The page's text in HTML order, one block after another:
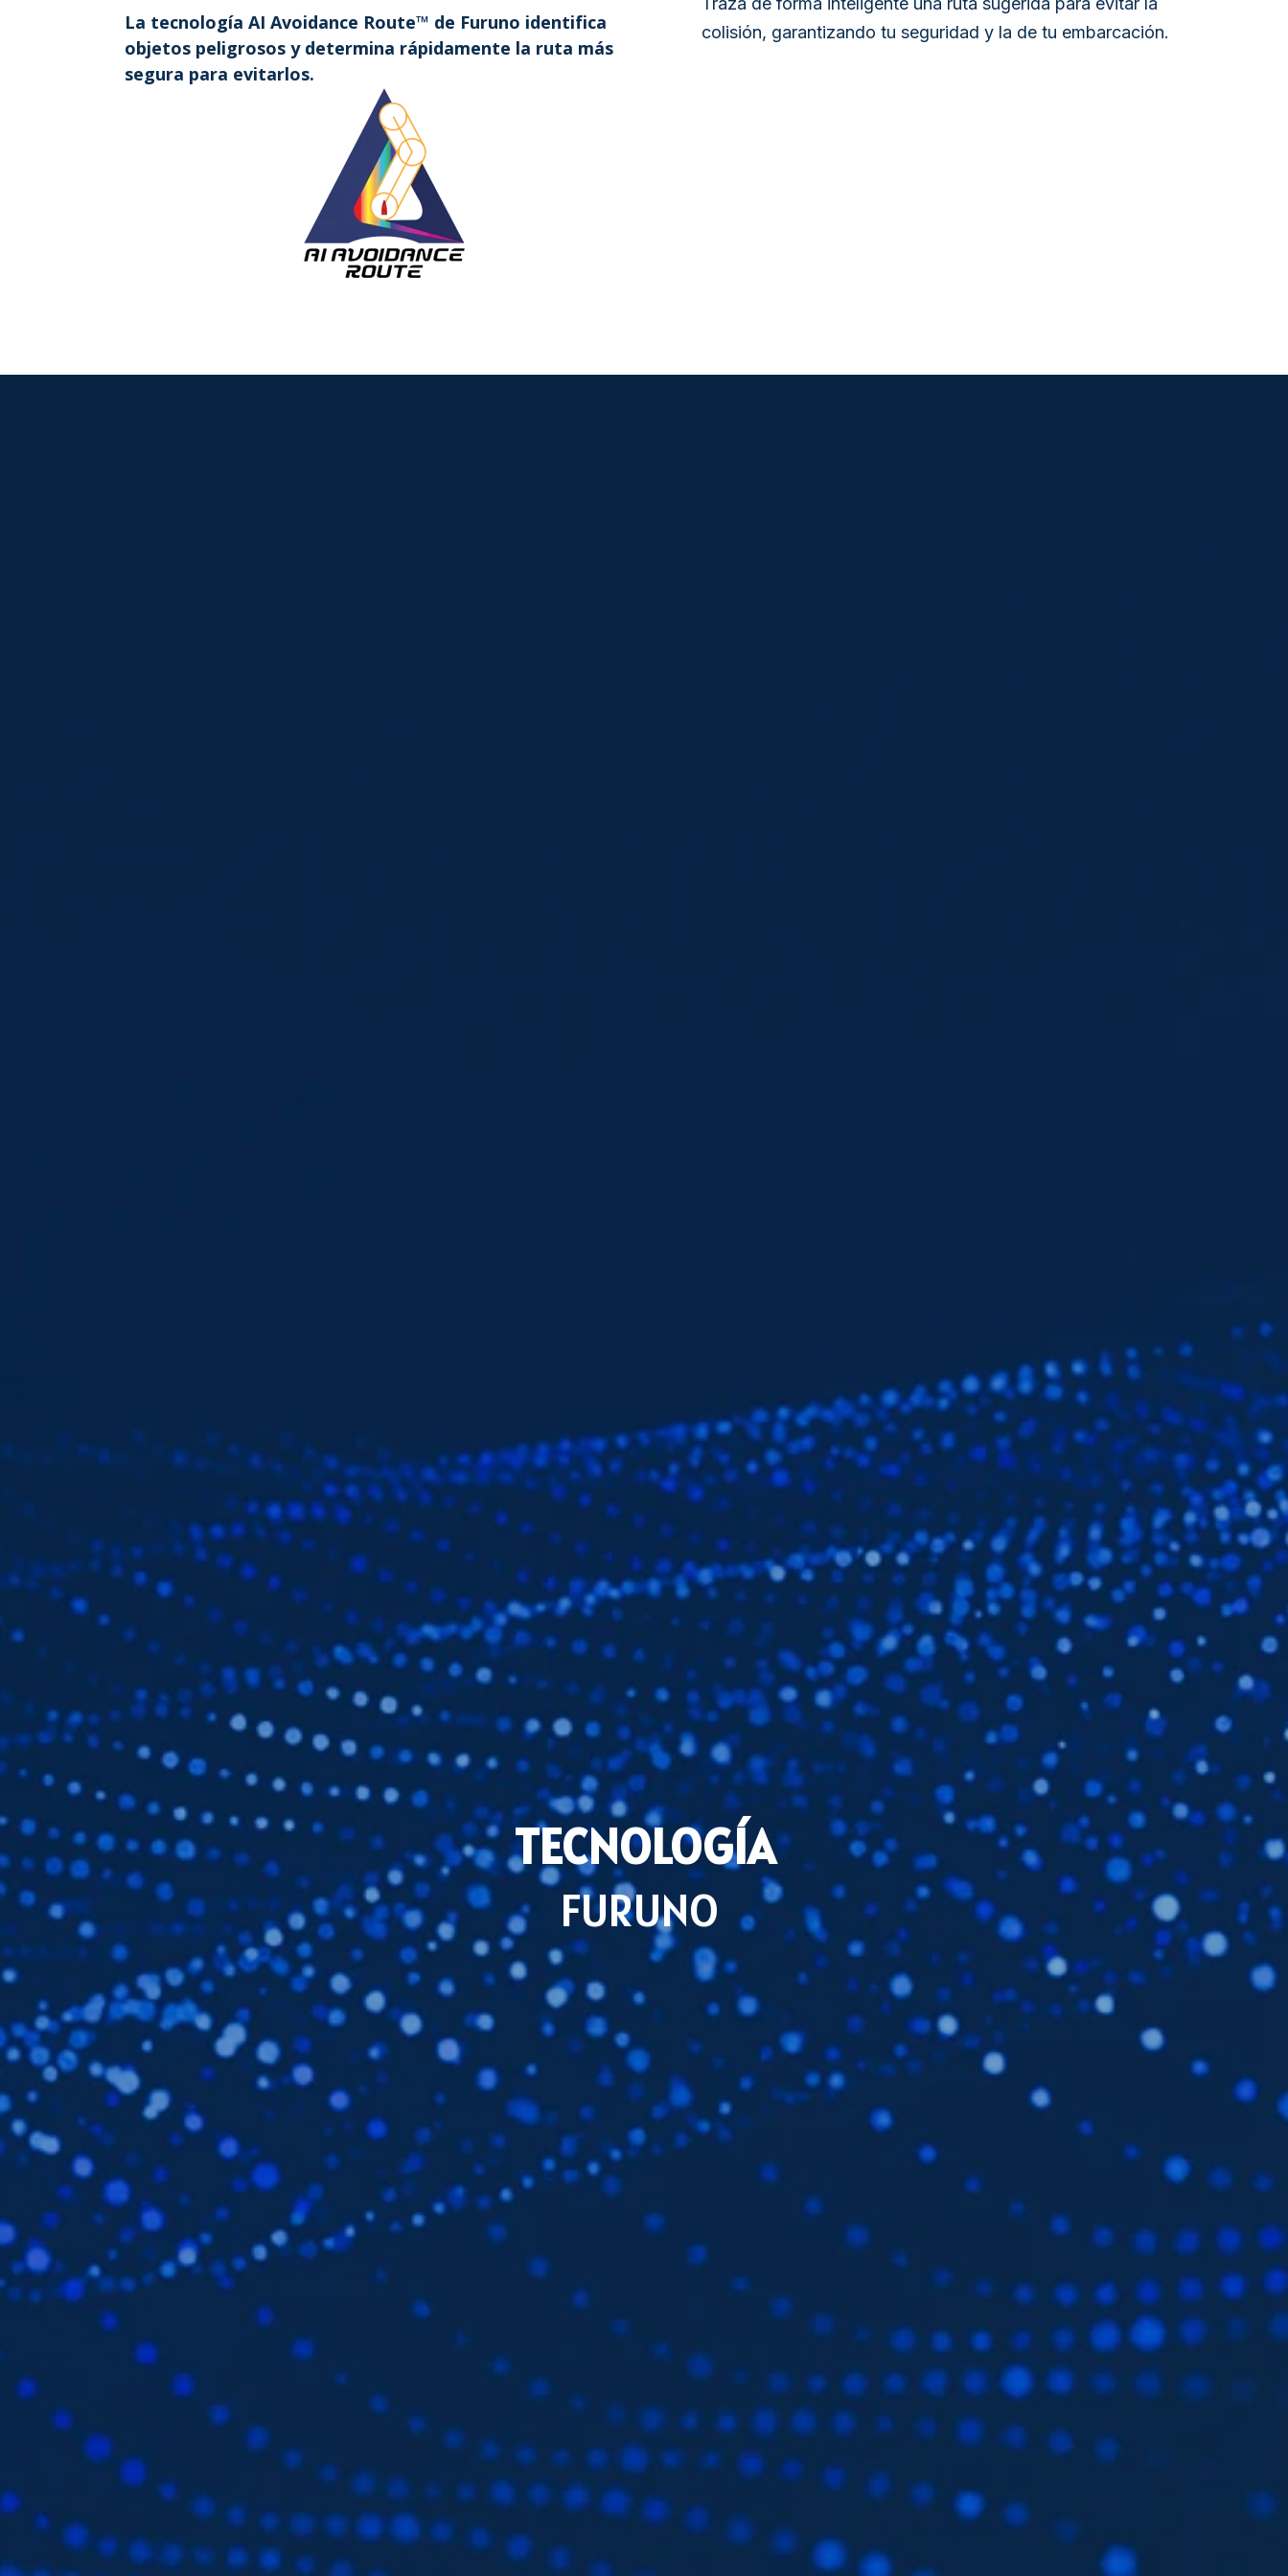
La tecnología AI Avoidance Route™ de Furuno identifica
objetos peligrosos y determina rápidamente la ruta más
segura para evitarlos.
colisión, garantizando tu seguridad y la de tu embarcación.
TECNOLOGÍA
FURUNO